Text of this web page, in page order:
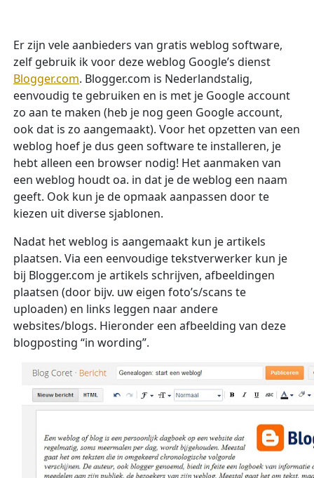
Er zijn vele aanbieders van gratis weblog software,
zelf gebruik ik voor deze weblog Google’s dienst
Blogger.com. Blogger.com is Nederlandstalig,
eenvoudig te gebruiken en is met je Google account
zo aan te maken (heb je nog geen Google account,
ook dat is zo aangemaakt). Voor het opzetten van een
weblog hoef je dus geen software te installeren, je
hebt alleen een browser nodig! Het aanmaken van
een weblog houdt oa. in dat je de weblog een naam
geeft. Ook kun je de opmaak aanpassen door te
kiezen uit diverse sjablonen.
Nadat het weblog is aangemaakt kun je artikels
plaatsen. Via een eenvoudige tekstverwerker kun je
bij Blogger.com je artikels schrijven, afbeeldingen
plaatsen (door bijv. uw eigen foto’s/scans te
uploaden) en links leggen naar andere
websites/blogs. Hieronder een afbeelding van deze
blogposting “in wording”.